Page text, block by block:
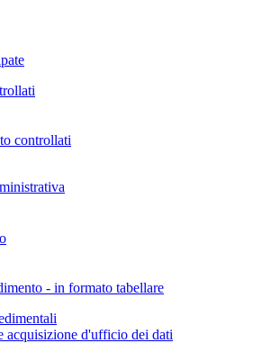
controllati
- in formato tabellare
acquisizione d'ufficio dei dati